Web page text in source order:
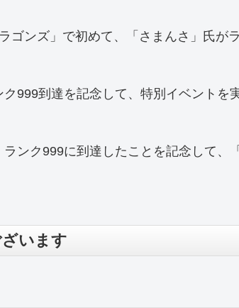
ゴンズ」で初めて、「さまんさ」氏が
999到達を記念して、特別イベントを
ンク999に到達したことを記念して、
います